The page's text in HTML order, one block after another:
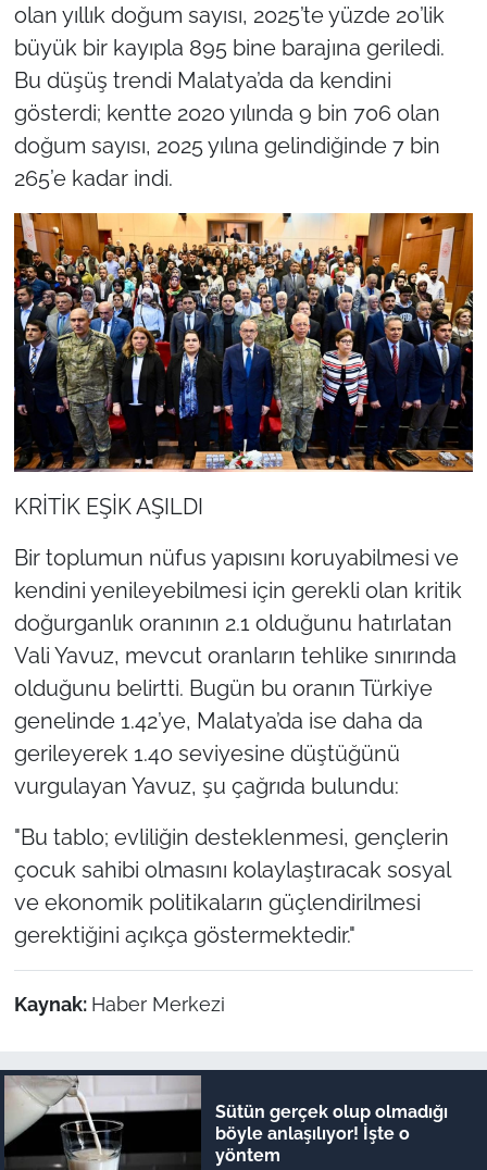
olan yıllık doğum sayısı, 2025’te yüzde 20’lik
büyük bir kayıpla 895 bine barajına geriledi.
Bu düşüş trendi Malatya’da da kendini
gösterdi; kentte 2020 yılında 9 bin 706 olan
doğum sayısı, 2025 yılına gelindiğinde 7 bin
265’e kadar indi.
KRİTİK EŞİK AŞILDI
Bir toplumun nüfus yapısını koruyabilmesi ve
kendini yenileyebilmesi için gerekli olan kritik
doğurganlık oranının 2.1 olduğunu hatırlatan
Vali Yavuz, mevcut oranların tehlike sınırında
olduğunu belirtti. Bugün bu oranın Türkiye
genelinde 1.42’ye, Malatya’da ise daha da
gerileyerek 1.40 seviyesine düştüğünü
vurgulayan Yavuz, şu çağrıda bulundu:
"Bu tablo; evliliğin desteklenmesi, gençlerin
çocuk sahibi olmasını kolaylaştıracak sosyal
ve ekonomik politikaların güçlendirilmesi
gerektiğini açıkça göstermektedir."
Kaynak: Haber Merkezi
Sütün gerçek olup olmadığı
böyle anlaşılıyor! İşte o
yöntem